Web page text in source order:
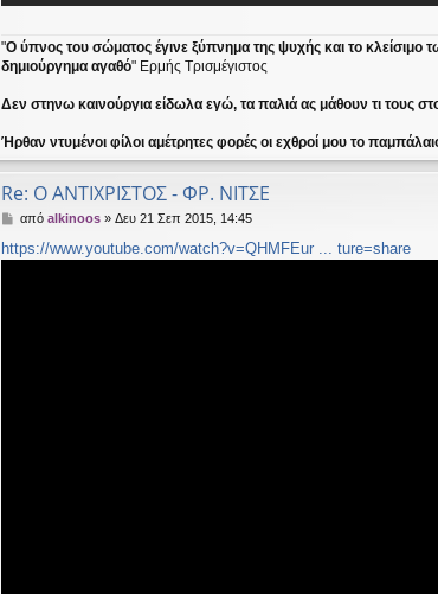
"Ο ύπνος του σώματος έγινε ξύπνημα της ψυχής και το
δημιούργημα αγαθό" Ερμής Τρισμέγιστος
Δεν στηνω καινούργια είδωλα εγώ, τα παλιά ας μάθουν τι τους
Ήρθαν ντυμένοι φίλοι αμέτρητες φορές οι εχθροί μου το
Re: Ο ΑΝΤΙΧΡΙΣΤΟΣ - ΦΡ. ΝΙΤΣΕ
Δ
μ
από alkinoos» Δευ 21 Σεπ 2015, 14:45
https://www.youtube.com/watch?v=QHMFEur ... ture=share